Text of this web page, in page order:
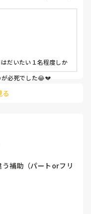
だいたい１名程度しか
必死でした😂💔
補助（パートorフリ
タッフによりやりやす